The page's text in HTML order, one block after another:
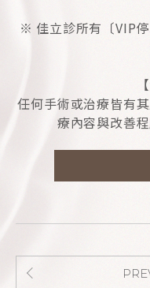
※ 佳立診所有〔VIP
任何手術或治療皆有
療內容與改善